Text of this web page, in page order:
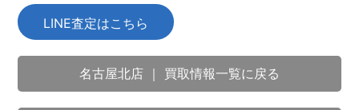
LINE査定はこちら
名古屋北店 ｜ 買取情報一覧に戻る